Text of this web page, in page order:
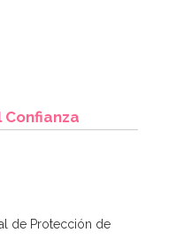
Confianza
de Protección de